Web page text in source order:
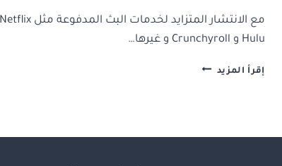
Hulu و Crunchyroll و غيرها…
إقرأ المزيد افضل